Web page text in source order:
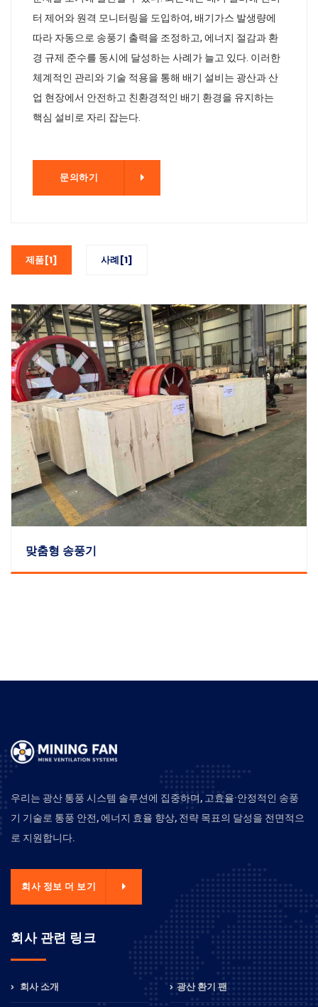
터 제어와 원격 모니터링을 도입하여, 배기가스 발생량에
따라 자동으로 송풍기 출력을 조정하고, 에너지 절감과 환
경 규제 준수를 동시에 달성하는 사례가 늘고 있다. 이러한
체계적인 관리와 기술 적용을 통해 배기 설비는 광산과 산
업 현장에서 안전하고 친환경적인 배기 환경을 유지하는
핵심 설비로 자리 잡는다.
문의하기
제품[1] 사례[1]
맞춤형 송풍기
우리는 광산 통풍 시스템 솔루션에 집중하며, 고효율·안정적인 송풍
기 기술로 통풍 안전, 에너지 효율 향상, 전략 목표의 달성을 전면적으
로 지원합니다.
회사 정보 더 보기
회사 관련 링크
회사 소개 광산 환기 팬